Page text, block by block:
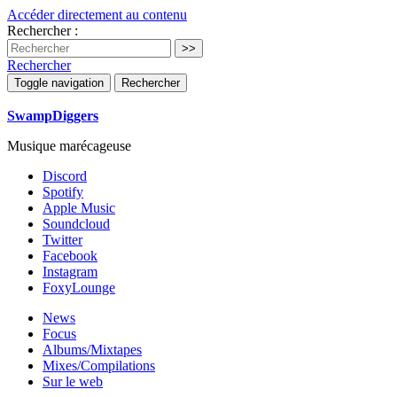
Accéder directement au contenu
Rechercher :
Rechercher
Toggle navigation Rechercher
SwampDiggers
Musique marécageuse
Discord
Spotify
Apple Music
Soundcloud
Twitter
Facebook
Instagram
FoxyLounge
News
Focus
Albums/Mixtapes
Mixes/Compilations
Sur le web